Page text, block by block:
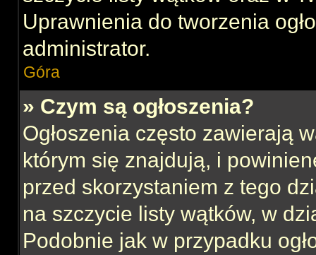
Uprawnienia do tworzenia
administrator.
Góra
» Czym są ogłoszenia?
Ogłoszenia często zawierają
którym się znajdują, i
przed skorzystaniem z tego
na szczycie listy wątków, w
Podobnie jak w przypadku